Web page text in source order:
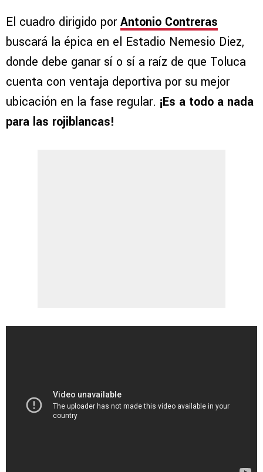
El cuadro dirigido porAntonio Contreras
buscará la épica en el Estadio Nemesio Diez,
donde debe ganar sí o sí a raíz de que Toluca
cuenta con ventaja deportiva por su mejor
ubicación en la fase regular. ¡Es a todo a nada
para las rojiblancas!